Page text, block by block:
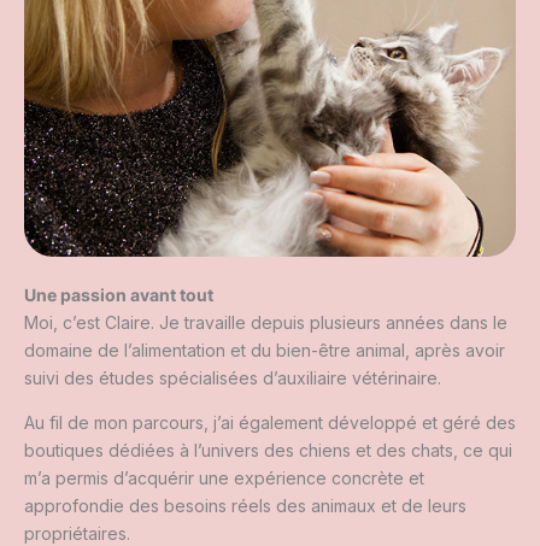
Une passion avant tout
Moi, c’est Claire. Je travaille depuis plusieurs années dans le
domaine de l’alimentation et du bien-être animal, après avoir
suivi des études spécialisées d’auxiliaire vétérinaire.
Au fil de mon parcours, j’ai également développé et géré des
boutiques dédiées à l’univers des chiens et des chats, ce qui
m’a permis d’acquérir une expérience concrète et
approfondie des besoins réels des animaux et de leurs
propriétaires.